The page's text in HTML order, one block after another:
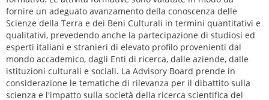
fornire un adeguato avanzamento della conoscenza delle
Scienze della Terra e dei Beni Culturali in termini quantitativi e
qualitativi, prevedendo anche la partecipazione di studiosi ed
esperti italiani e stranieri di elevato profilo provenienti dal
mondo accademico, dagli Enti di ricerca, dalle aziende, dalle
istituzioni culturali e sociali. La Advisory Board prende in
considerazione le tematiche di rilevanza per il dibattito sulla
scienza e l'impatto sulla società della ricerca scientifica del